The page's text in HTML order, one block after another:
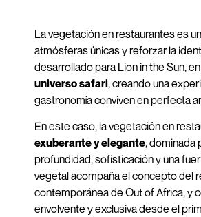
La vegetación en restaurantes es
atmósferas únicas y reforzar la
desarrollado para Lion in the Sun,
universo safari, creando una
gastronomía conviven en perfecta
En este caso, la vegetación en
exuberante y elegante, dominada
profundidad, sofisticación y una
vegetal acompaña el concepto del
contemporánea de Out of Africa, y
envolvente y exclusiva desde el